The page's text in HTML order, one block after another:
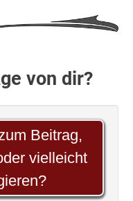
von dir?
Beitrag,
vielleicht